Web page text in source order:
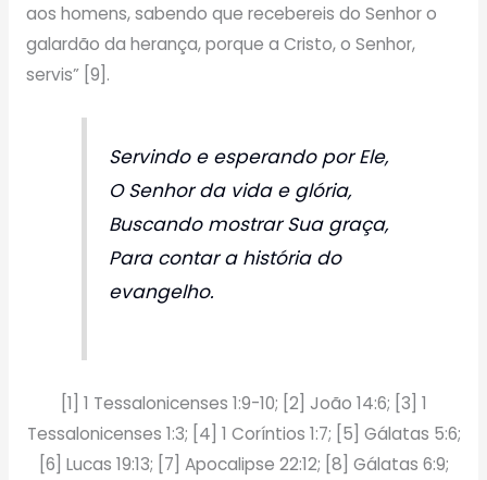
aos homens, sabendo que recebereis do Senhor o
galardão da herança, porque a Cristo, o Senhor,
servis” [9].
Servindo e esperando por Ele,
O Senhor da vida e glória,
Buscando mostrar Sua graça,
Para contar a história do
evangelho.
[1] 1 Tessalonicenses 1:9-10; [2] João 14:6; [3] 1
Tessalonicenses 1:3; [4] 1 Coríntios 1:7; [5] Gálatas 5:6;
[6] Lucas 19:13; [7] Apocalipse 22:12; [8] Gálatas 6:9;